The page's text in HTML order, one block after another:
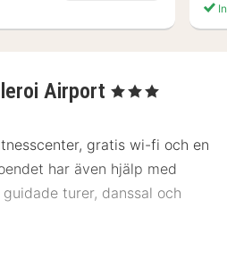
Airport , 3 Stjärnor
gratis wi-fi och en
har även hjälp med
turer, danssal och